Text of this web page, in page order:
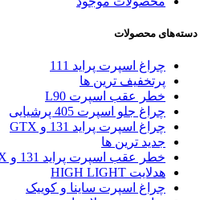
دسته‌های محصولات
چراغ اسپرت پراید 111
پرتخفیف ترین ها
خطر عقب اسپرت L90
چراغ جلو اسپرت 405 پرشیایی
چراغ اسپرت پراید 131 و GTX
جدید ترین ها
خطر عقب اسپرت پراید 131 و GTX
هدلایت HIGH LIGHT
چراغ اسپرت ساینا و کوییک